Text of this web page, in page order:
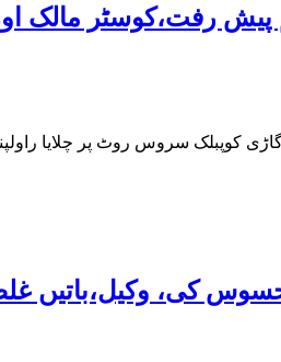
رفت،کوسٹر مالک
کی، وکیل،باتیں غلط